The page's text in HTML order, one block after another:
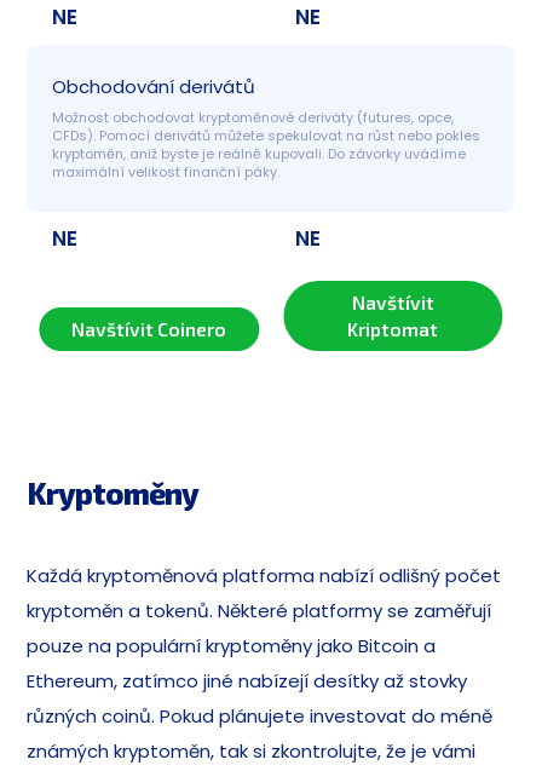
NE NE
Obchodování derivátů
Možnost obchodovat kryptoměnové deriváty (futures, opce,
CFDs). Pomocí derivátů můžete spekulovat na růst nebo pokles
kryptoměn, aniž byste je reálně kupovali. Do závorky uvádíme
maximální velikost finanční páky.
NE NE
Navštívit Coinero
Navštívit
Kriptomat
Kryptoměny
Každá kryptoměnová platforma nabízí odlišný počet
kryptoměn a tokenů. Některé platformy se zaměřují
pouze na populární kryptoměny jako Bitcoin a
Ethereum, zatímco jiné nabízejí desítky až stovky
různých coinů. Pokud plánujete investovat do méně
známých kryptoměn, tak si zkontrolujte, že je vámi